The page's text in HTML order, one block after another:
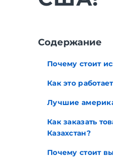
Содержание
Почему стоит
Как это
Лучшие
Как заказать
Казахстан?
Почему стоит